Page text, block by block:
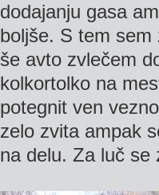
dodajanju gasa
boljše. S tem
še avto zvlečem
kolkortolko na
potegnit ven
zelo zvita ampak
na delu. Za luč se